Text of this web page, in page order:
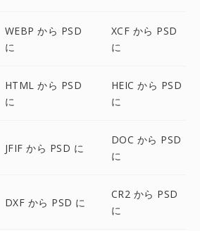
WEBP から PSD
に
XCF から PSD
に
HTML から PSD
に
HEIC から PSD
に
JFIF から PSD に
DOC から PSD
に
DXF から PSD に
CR2 から PSD
に